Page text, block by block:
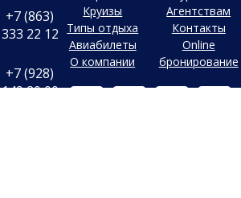
Круизы
Типы отдыха
Авиабилеты
О компании
Агентствам
Контакты
Online
бронирование
+7 (863)
333 22 12
+7 (928)
149 20 00